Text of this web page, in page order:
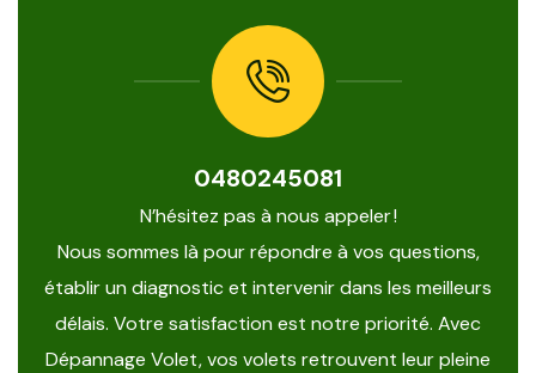
0480245081
N’hésitez pas à nous appeler !
Nous sommes là pour répondre à vos questions,
établir un diagnostic et intervenir dans les meilleurs
délais. Votre satisfaction est notre priorité. Avec
Dépannage Volet, vos volets retrouvent leur pleine